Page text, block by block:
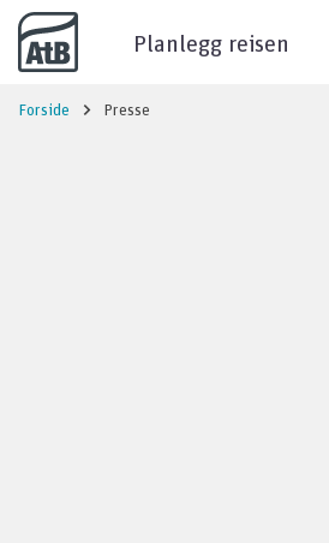
Til innhold
Planlegg reisen
Forside Presse